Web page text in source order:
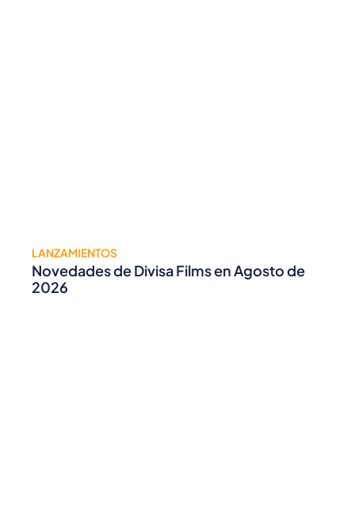
LANZAMIENTOS
Novedades de Divisa Films en Agosto de
2026